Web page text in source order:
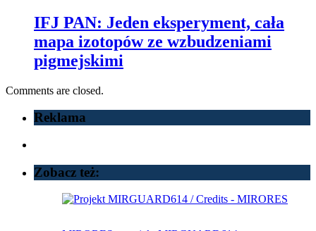
IFJ PAN: Jeden eksperyment, cała
mapa izotopów ze wzbudzeniami
pigmejskimi
Comments are closed.
Reklama
Zobacz też: